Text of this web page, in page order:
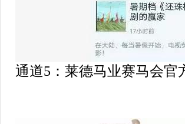
通道5：莱德马业赛马会官